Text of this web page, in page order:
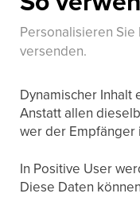
Personalisieren
versenden.
Dynamischer Inhalt
Anstatt allen
wer der Empfänger
In Positive User
Diese Daten